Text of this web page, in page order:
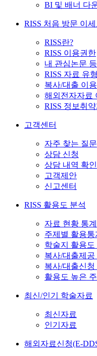
BI 및 배너 다
RISS 처음 방문 이
RISS란?
RISS 이용권한
내 관심논문
RISS 자료 유
복사/대출 이
해외전자자료
RISS 정보취
고객센터
자주 찾는 질문
상담 신청
상담 내역 확인
고객제안
신고센터
RISS 활용도 분석
자료 현황 통계
주제별 활용통
학술지 활용도
복사/대출제공
복사/대출신청
활용도 높은 주
최신/인기 학술자료
최신자료
인기자료
해외자료신청(E-